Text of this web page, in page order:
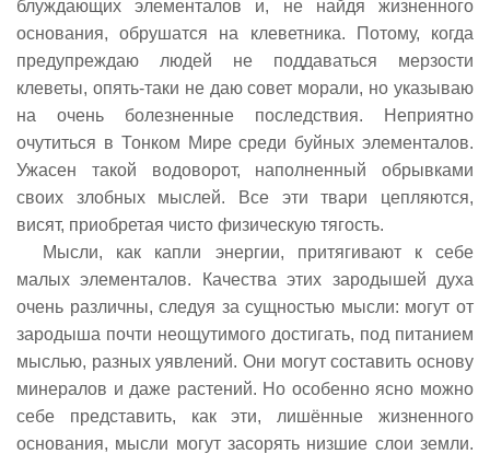
блуждающих элементалов и, не найдя жизненного
основания, обрушатся на клеветника. Потому, когда
предупреждаю людей не поддаваться мерзости
клеветы, опять-таки не даю совет морали, но указываю
на очень болезненные последствия. Неприятно
очутиться в Тонком Мире среди буйных элементалов.
Ужасен такой водоворот, наполненный обрывками
своих злобных мыслей. Все эти твари цепляются,
висят, приобретая чисто физическую тягость.
Мысли, как капли энергии, притягивают к себе
малых элементалов. Качества этих зародышей духа
очень различны, следуя за сущностью мысли: могут от
зародыша почти неощутимого достигать, под питанием
мыслью, разных уявлений. Они могут составить основу
минералов и даже растений. Но особенно ясно можно
себе представить, как эти, лишённые жизненного
основания, мысли могут засорять низшие слои земли.